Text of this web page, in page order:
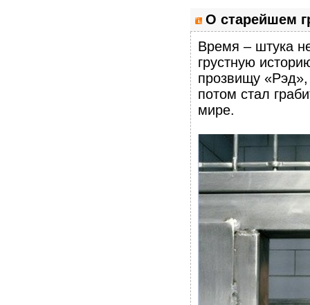
О старейшем
Время – штука
грустную
прозвищу «Рэд»,
потом стал
мире.